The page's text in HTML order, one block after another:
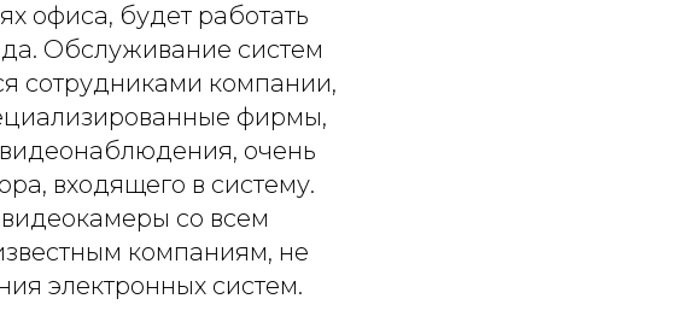
офиса, будет работать
Обслуживание систем
сотрудниками компании,
фирмы,
очень
входящего в систему.
со всем
компаниям, не
электронных систем.